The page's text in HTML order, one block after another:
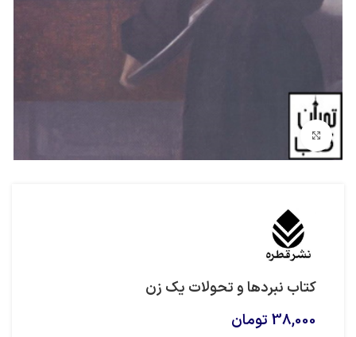
بزرگنمایی تصویر
کتاب نبردها و تحولات یک زن
38,000 تومان